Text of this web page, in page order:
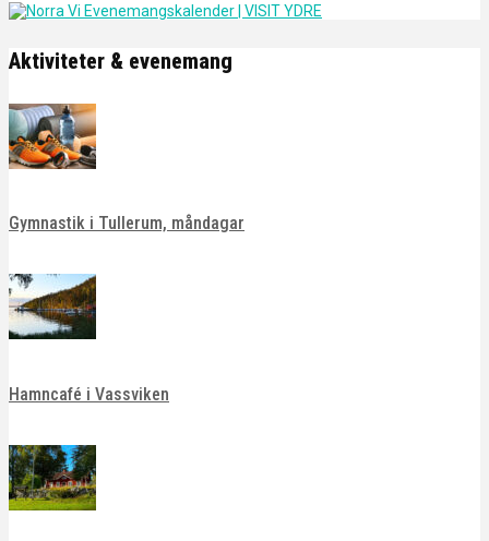
Aktiviteter & evenemang
Gymnastik i Tullerum, måndagar
Hamncafé i Vassviken